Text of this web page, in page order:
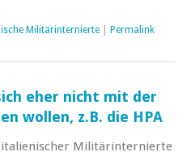
Militärinternierte Permalink
eher nicht mit der
wollen, z.B. die HPA
italienischer Militärinternierte